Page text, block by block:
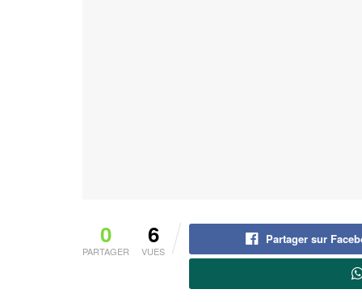
0
PARTAGER
6
VUES
Partager sur